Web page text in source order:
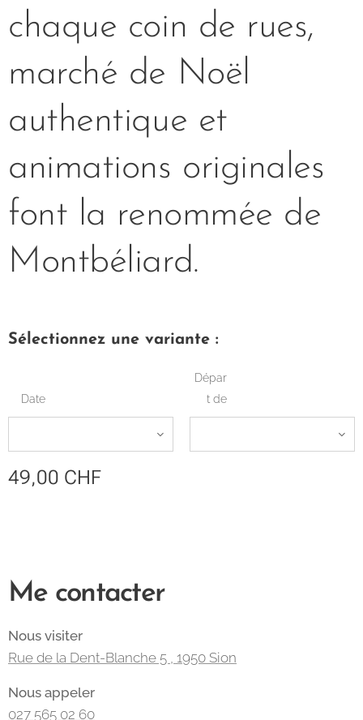
chaque coin de rues,
marché de Noël
authentique et
animations originales
font la renommée de
Montbéliard.
Sélectionnez une variante :
Date
Dépar
t de
49,00 CHF
Me contacter
Nous visiter
Rue de la Dent-Blanche 5 , 1950 Sion
Nous appeler
027 565 02 60